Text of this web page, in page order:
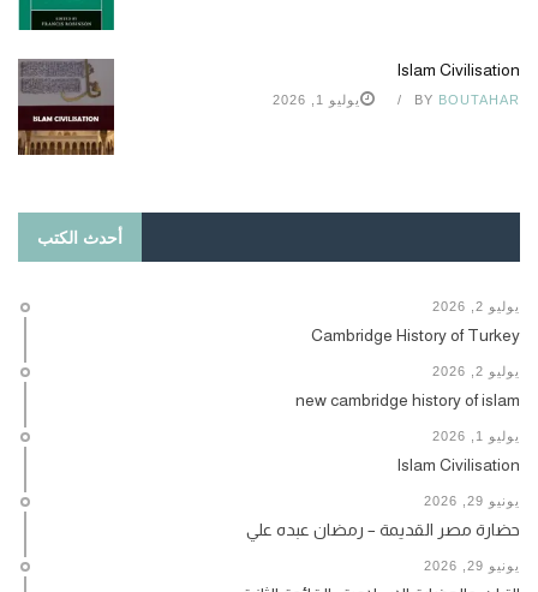
Islam Civilisation
BY BOUTAHAR يوليو 1, 2026
أحدث الكتب
يوليو 2, 2026
Cambridge History of Turkey
يوليو 2, 2026
new cambridge history of islam
يوليو 1, 2026
Islam Civilisation
يونيو 29, 2026
حضارة مصر القديمة – رمضان عبده علي
يونيو 29, 2026